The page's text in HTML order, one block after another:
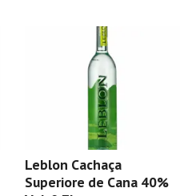
Leblon Cachaça
Superiore de Cana 40%